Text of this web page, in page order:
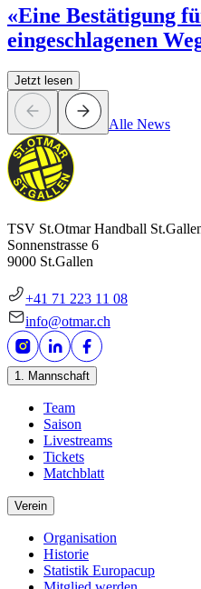
«Eine Bestätigung
eingeschlagenen
Jetzt lesen
Alle News
TSV St.Otmar Handball
Sonnenstrasse 6
9000 St.Gallen
+41 71 223 11 08
info@otmar.ch
1. Mannschaft
Team
Saison
Livestreams
Tickets
Matchblatt
Verein
Organisation
Historie
Statistik Europacup